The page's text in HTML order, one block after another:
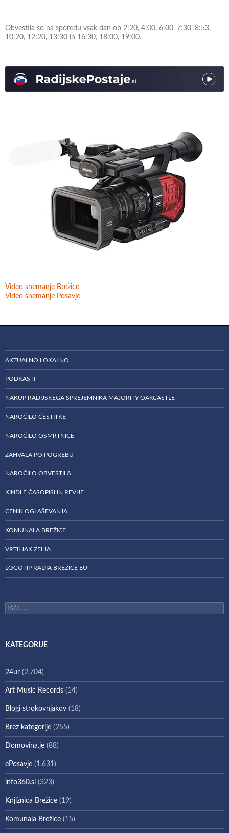
Obvestila so na sporedu vsak dan ob 2:20, 4:00, 6:00, 7:30, 8:53,
10:20, 12:20, 13:30 in 16:30, 18:00, 19:00.
Video snemanje Brežice
Video snemanje Posavje
AKTUALNO LOKALNO
PODKASTI
NAKUP RADIJSKEGA SPREJEMNIKA MAJORITY OAKCASTLE
NAROČILO ČESTITKE
NAROČILO OSMRTNICE
ZAHVALA PO POGREBU
NAROČILO OBVESTILA
KINDLE ČASOPISI IN REVIJE
CENIK OGLAŠEVANJA
KOMUNALA BREŽICE
VRTILJAK ŽELJA
LOGOTIP RADIA BREŽICE EU
Išči:
KATEGORIJE
24ur (2.704)
Art Music Records (14)
Blogi strokovnjakov (18)
Brez kategorije (255)
Domovina.je (88)
ePosavje (1.631)
info360.si (323)
Knjižnica Brežice (19)
Komunala Brežice (15)